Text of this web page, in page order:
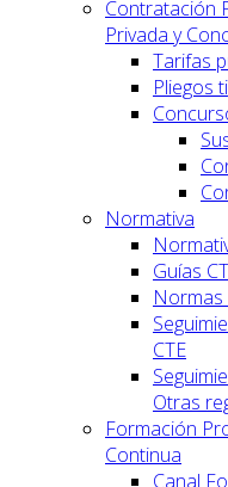
Contratación
Privada y
Tarifas
Pliegos
Normativa
Guías
Normas
CTE
Otras
Formación
Continua
Canal